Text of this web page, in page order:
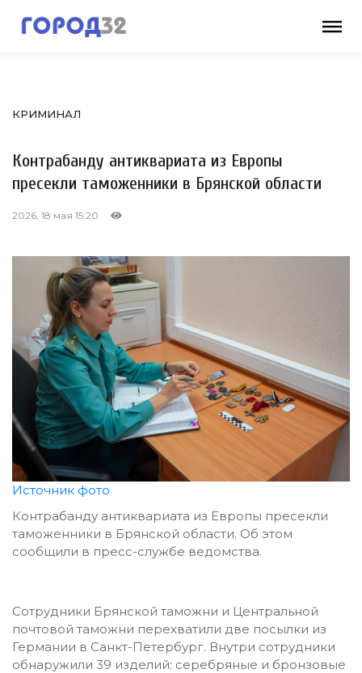
КРИМИНАЛ
Контрабанду антиквариата из Европы
пресекли таможенники в Брянской области
2026, 18 мая 15:20
Источник фото
Контрабанду антиквариата из Европы пресекли
таможенники в Брянской области. Об этом
сообщили в пресс-службе ведомства.
Сотрудники Брянской таможни и Центральной
почтовой таможни перехватили две посылки из
Германии в Санкт-Петербург. Внутри сотрудники
обнаружили 39 изделий: серебряные и бронзовые